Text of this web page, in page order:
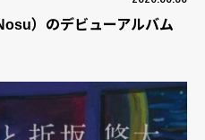
）のデビューアルバム